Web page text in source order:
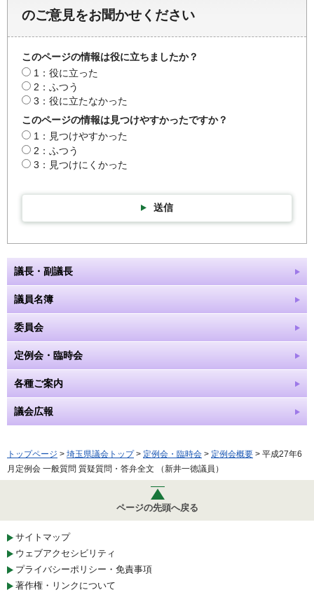
のご意見をお聞かせください
このページの情報は役に立ちましたか？
1：役に立った
2：ふつう
3：役に立たなかった
このページの情報は見つけやすかったですか？
1：見つけやすかった
2：ふつう
3：見つけにくかった
送信
議長・副議長
議員名簿
委員会
定例会・臨時会
各種ご案内
議会広報
トップページ > 埼玉県議会トップ> 定例会・臨時会 > 定例会概要 > 平成27年6
月定例会 一般質問 質疑質問・答弁全文 （新井一徳議員）
ページの先頭へ戻る
サイトマップ
ウェブアクセシビリティ
プライバシーポリシー・免責事項
著作権・リンクについて